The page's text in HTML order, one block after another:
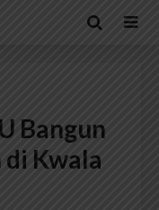
Bangun
Kwala